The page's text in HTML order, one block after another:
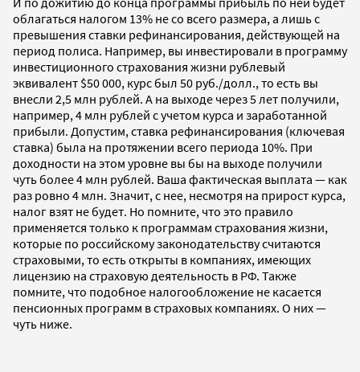
облагаться налогом 13% не со всего размера, а лишь с
превышения ставки рефинансирования, действующей на
период полиса. Например, вы инвестировали в программу
инвестиционного страхования жизни рублевый
эквивалент $50 000, курс был 50 руб./долл., то есть вы
внесли 2,5 млн рублей. А на выходе через 5 лет получили,
например, 4 млн рублей с учетом курса и заработанной
прибыли. Допустим, ставка рефинансирования (ключевая
ставка) была на протяжении всего периода 10%. При
доходности на этом уровне вы бы на выходе получили
чуть более 4 млн рублей. Ваша фактическая выплата — как
раз ровно 4 млн. Значит, с нее, несмотря на прирост курса,
налог взят не будет. Но помните, что это правило
применяется только к программам страхования жизни,
которые по российскому законодательству считаются
страховыми, то есть открыты в компаниях, имеющих
лицензию на страховую деятельность в РФ. Также
помните, что подобное налогообложение не касается
пенсионных программ в страховых компаниях. О них —
чуть ниже.